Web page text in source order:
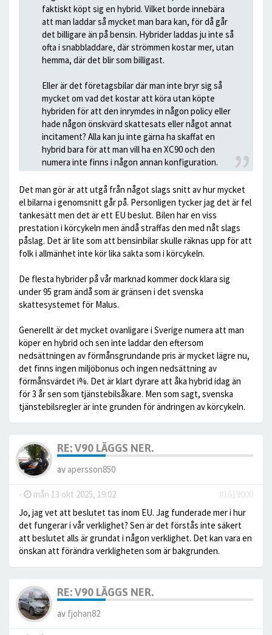
faktiskt köpt sig en hybrid. Vilket borde innebära
att man laddar så mycket man bara kan, för då går
det billigare än på bensin. Hybrider laddas ju inte så
ofta i snabbladdare, där strömmen kostar mer, utan
hemma, där det blir som billigast.
Eller är det företagsbilar där man inte bryr sig så
mycket om vad det kostar att köra utan köpte
hybriden för att den inrymdes in någon policy eller
hade någon önskvärd skattesats eller något annat
incitament? Alla kan ju inte gärna ha skaffat en
hybrid bara för att man vill ha en XC90 och den
numera inte finns i någon annan konfiguration.
Det man gör är att utgå från något slags snitt av hur mycket
el bilarna i genomsnitt går på. Personligen tycker jag det är fel
tankesätt men det är ett EU beslut. Bilen har en viss
prestation i körcykeln men ändå straffas den med nåt slags
påslag. Det är lite som att bensinbilar skulle räknas upp för att
folk i allmänhet inte kör lika sakta som i körcykeln.
De flesta hybrider på vår marknad kommer dock klara sig
under 95 gram ändå som är gränsen i det svenska
skattesystemet för Malus.
Generellt är det mycket ovanligare i Sverige numera att man
köper en hybrid och sen inte laddar den eftersom
nedsättningen av förmånsgrundande pris är mycket lägre nu,
det finns ingen miljöbonus och ingen nedsättning av
förmånsvärdet i%. Det är klart dyrare att åka hybrid idag än
för 3 år sen som tjänstebilsåkare. Men som sagt, svenska
tjänstebilsregler är inte grunden för ändringen av körcykeln.
RE: V90 LÄGGS NER.
av apersson850
- mån 13 okt 2025, 19:02
#1619000
Jo, jag vet att beslutet tas inom EU. Jag funderade mer i hur
det fungerar i vår verklighet? Sen är det förstås inte säkert
att beslutet alls är grundat i någon verklighet. Det kan vara en
önskan att förändra verkligheten som är bakgrunden.
RE: V90 LÄGGS NER.
av fjohan82